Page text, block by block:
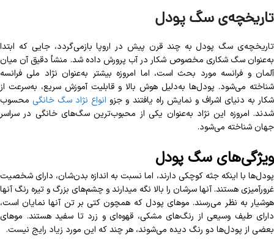
تاریخچه‌ی سگ پودل
تاریخچه‌ی سگ پودل به چند قرن پیش در اروپا بازمی‌گردد، جایی که ابتدا
به‌عنوان سگ شکاری مخصوص شکار در آب پرورش داده شد. منشأ دقیق آن میان
آلمان و فرانسه مورد بحث است، اما امروزه بیشتر به‌عنوان نژاد ملی فرانسه
شناخته می‌شود. پودل‌ها به‌دلیل هوش بالا و قابلیت آموزش سریع، به‌سرعت از
شکار به دنیای اشراف و نمایش راه یافتند و جزو انواع نژاد سگ خانگی محسوب
شدند. امروزه این نژاد به‌عنوان یکی از محبوب‌ترین سگ‌های خانگی در سراسر
جهان شناخته می‌شود.
ویژگی‌های سگ پودل
پودل‌ها با اینکه جثه کوچکی دارند، اما نسبت به اندازه بدن‌شان، دارای شخصیت
غرورآمیزی هستند. آنها سرشان را بالا نگه میدارند و چشم‌های بزرگ و تیره رنگ آنها
هوشیار به نظر می‌رسند. موهای پودل که همچون کتی بر تن آنها نمایان است،
دارای طیف وسیعی از رنگ‌های مشکی، قهوه‌ای و زرد تا سفید هستند. موهای
بعضی از پودل‌ها دو رنگ دیده می‌شوند، هر چند که این مورد زیاد رایج نیست.